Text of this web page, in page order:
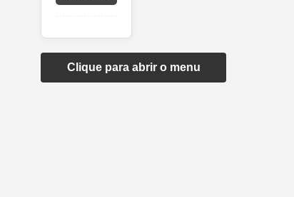
Clique para abrir o menu